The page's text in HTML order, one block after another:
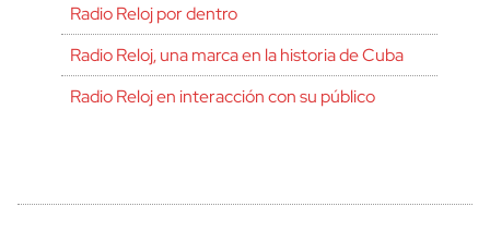
Radio Reloj por dentro
Radio Reloj, una marca en la historia de Cuba
Radio Reloj en interacción con su público